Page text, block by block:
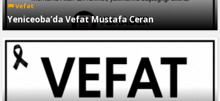
Vefat
Yeniceoba’da Vefat Mustafa Ceran